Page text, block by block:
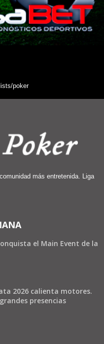
poker
más entretenida. Liga
el Main Event de la
2026 calienta motores.
presencias